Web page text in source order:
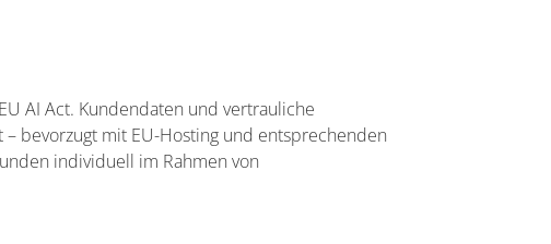
AI Act. Kundendaten und vertrauliche
bevorzugt mit EU-Hosting und entsprechenden
individuell im Rahmen von